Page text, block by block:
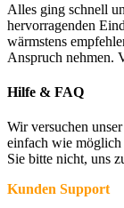
Alles ging schnell
hervorragenden
wärmstens
Anspruch nehmen.
Hilfe & FAQ
Wir versuchen
einfach wie möglich
Sie bitte nicht, uns
Kunden Support